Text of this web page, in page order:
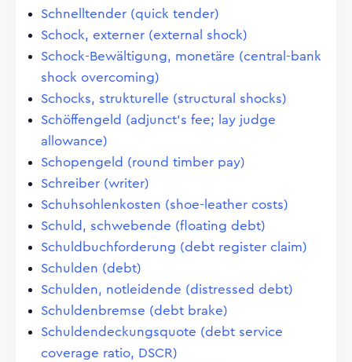
Schnelltender (quick tender)
Schock, externer (external shock)
Schock-Bewältigung, monetäre (central-bank
shock overcoming)
Schocks, strukturelle (structural shocks)
Schöffengeld (adjunct's fee; lay judge
allowance)
Schopengeld (round timber pay)
Schreiber (writer)
Schuhsohlenkosten (shoe-leather costs)
Schuld, schwebende (floating debt)
Schuldbuchforderung (debt register claim)
Schulden (debt)
Schulden, notleidende (distressed debt)
Schuldenbremse (debt brake)
Schuldendeckungsquote (debt service
coverage ratio, DSCR)